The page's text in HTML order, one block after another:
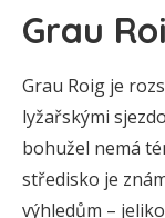
Grau
Grau Roig je
lyžařskými
bohužel nemá
středisko je
výhledům –